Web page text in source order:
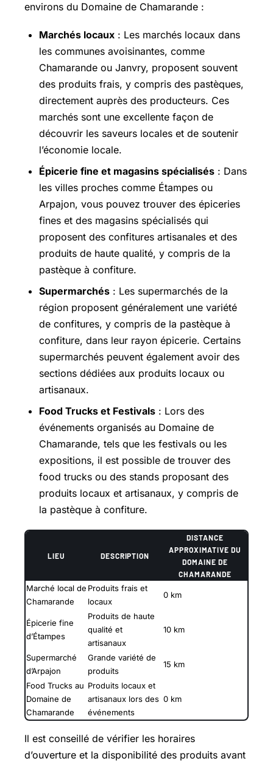
environs du Domaine de Chamarande :
Marchés locaux : Les marchés locaux dans
les communes avoisinantes, comme
Chamarande ou Janvry, proposent souvent
des produits frais, y compris des pastèques,
directement auprès des producteurs. Ces
marchés sont une excellente façon de
découvrir les saveurs locales et de soutenir
l’économie locale.
Épicerie fine et magasins spécialisés : Dans
les villes proches comme Étampes ou
Arpajon, vous pouvez trouver des épiceries
fines et des magasins spécialisés qui
proposent des confitures artisanales et des
produits de haute qualité, y compris de la
pastèque à confiture.
Supermarchés : Les supermarchés de la
région proposent généralement une variété
de confitures, y compris de la pastèque à
confiture, dans leur rayon épicerie. Certains
supermarchés peuvent également avoir des
sections dédiées aux produits locaux ou
artisanaux.
Food Trucks et Festivals : Lors des
événements organisés au Domaine de
Chamarande, tels que les festivals ou les
expositions, il est possible de trouver des
food trucks ou des stands proposant des
produits locaux et artisanaux, y compris de
la pastèque à confiture.
LIEU DESCRIPTION
DISTANCE
APPROXIMATIVE DU
DOMAINE DE
CHAMARANDE
Marché local de
Chamarande
Produits frais et
locaux
0 km
Épicerie fine
d’Étampes
Produits de haute
qualité et
artisanaux
10 km
Supermarché
d’Arpajon
Grande variété de
produits
15 km
Food Trucks au
Domaine de
Chamarande
Produits locaux et
artisanaux lors des
événements
0 km
Il est conseillé de vérifier les horaires
d’ouverture et la disponibilité des produits avant